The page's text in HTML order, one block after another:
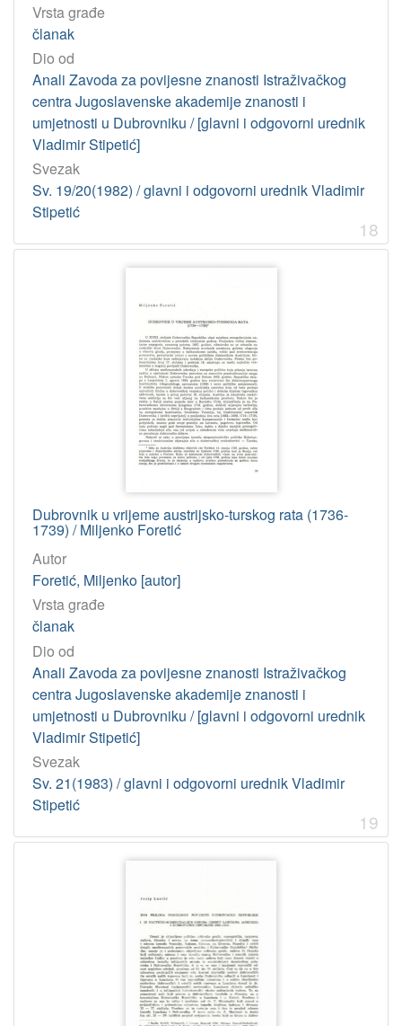
Vrsta građe
članak
Dio od
Anali Zavoda za povijesne znanosti Istraživačkog
centra Jugoslavenske akademije znanosti i
umjetnosti u Dubrovniku / [glavni i odgovorni urednik
Vladimir Stipetić]
Svezak
Sv. 19/20(1982) / glavni i odgovorni urednik Vladimir
Stipetić
18
Dubrovnik u vrijeme austrijsko-turskog rata (1736-
1739) / Miljenko Foretić
Autor
Foretić, Miljenko [autor]
Vrsta građe
članak
Dio od
Anali Zavoda za povijesne znanosti Istraživačkog
centra Jugoslavenske akademije znanosti i
umjetnosti u Dubrovniku / [glavni i odgovorni urednik
Vladimir Stipetić]
Svezak
Sv. 21(1983) / glavni i odgovorni urednik Vladimir
Stipetić
19